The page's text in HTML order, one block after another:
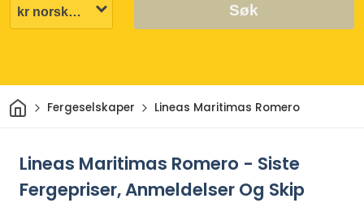
Søk
HjemFergeselskaper Lineas Maritimas Romero
Lineas Maritimas Romero - Siste
Fergepriser, Anmeldelser Og Skip